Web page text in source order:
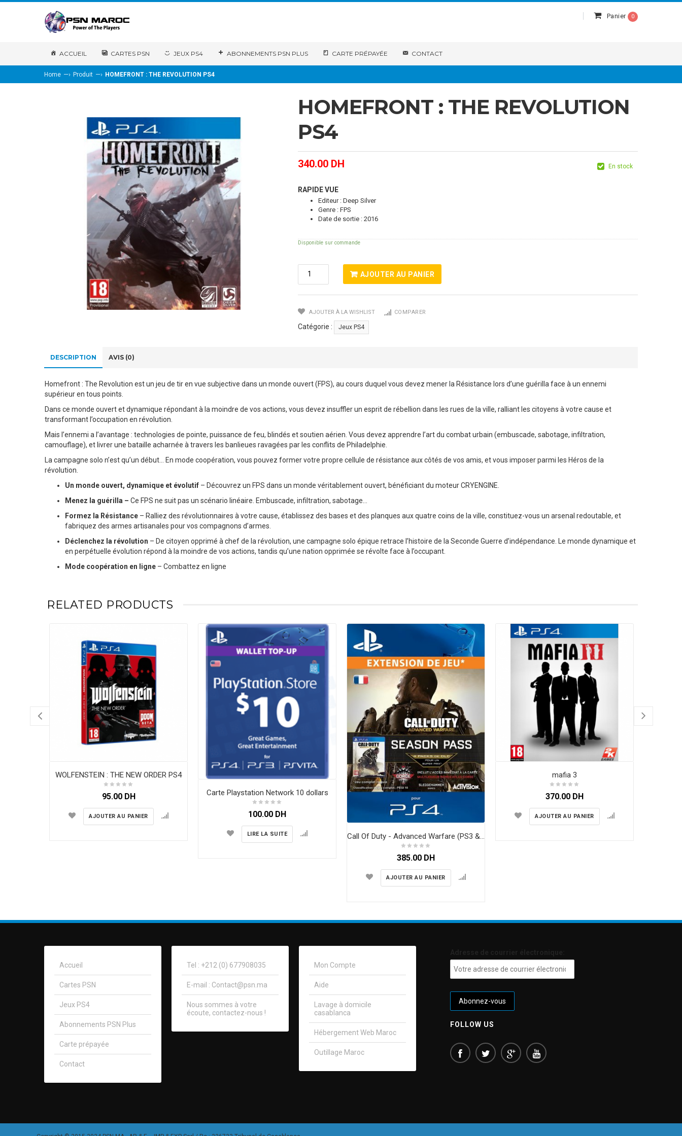
Panier 0
ACCUEIL CARTES PSN JEUX PS4 ABONNEMENTS PSN PLUS CARTE PRÉPAYÉE CONTACT
Home —› Produit —› HOMEFRONT : THE REVOLUTION PS4
HOMEFRONT : THE REVOLUTION
PS4
340.00 DH En stock
RAPIDE VUE
Editeur : Deep Silver
Genre : FPS
Date de sortie : 2016
Disponible sur commande
Quantité
De
HOMEFRONT
THE
REVOLUTION
AJOUTER AU PANIER
AJOUTER À LA WISHLIST COMPARER
Catégorie : Jeux PS4
DESCRIPTION AVIS (0)
Homefront : The Revolution est un jeu de tir en vue subjective dans un monde ouvert (FPS), au cours duquel vous devez mener la Résistance lors d’une guérilla face à un ennemi
supérieur en tous points.
Dans ce monde ouvert et dynamique répondant à la moindre de vos actions, vous devez insuffler un esprit de rébellion dans les rues de la ville, ralliant les citoyens à votre cause et
transformant l’occupation en révolution.
Mais l’ennemi a l’avantage : technologies de pointe, puissance de feu, blindés et soutien aérien. Vous devez apprendre l’art du combat urbain (embuscade, sabotage, infiltration,
camouflage), et livrer une bataille acharnée à travers les banlieues ravagées par les conflits de Philadelphie.
La campagne solo n’est qu’un début… En mode coopération, vous pouvez former votre propre cellule de résistance aux côtés de vos amis, et vous imposer parmi les Héros de la
révolution.
Un monde ouvert, dynamique et évolutif – Découvrez un FPS dans un monde véritablement ouvert, bénéficiant du moteur CRYENGINE.
Menez la guérilla – Ce FPS ne suit pas un scénario linéaire. Embuscade, infiltration, sabotage…
Formez la Résistance – Ralliez des révolutionnaires à votre cause, établissez des bases et des planques aux quatre coins de la ville, constituez-vous un arsenal redoutable, et
fabriquez des armes artisanales pour vos compagnons d’armes.
Déclenchez la révolution – De citoyen opprimé à chef de la révolution, une campagne solo épique retrace l’histoire de la Seconde Guerre d’indépendance. Le monde dynamique et
en perpétuelle évolution répond à la moindre de vos actions, tandis qu’une nation opprimée se révolte face à l’occupant.
Mode coopération en ligne – Combattez en ligne
RELATED PRODUCTS
WOLFENSTEIN : THE NEW ORDER PS4
95.00 DH
AJOUTER AU PANIER
Carte Playstation Network 10 dollars
100.00 DH
LIRE LA SUITE
385.00 DH
AJOUTER AU PANIER
mafia 3
370.00 DH
AJOUTER AU PANIER
Accueil
Cartes PSN
Jeux PS4
Abonnements PSN Plus
Carte prépayée
Contact
Tel : +212 (0) 677908035
E-mail : Contact@psn.ma
Nous sommes à votre
écoute, contactez-nous !​
Mon Compte
Aide
Lavage à domicile
casablanca
Hébergement Web Maroc
Outillage Maroc
FOLLOW US